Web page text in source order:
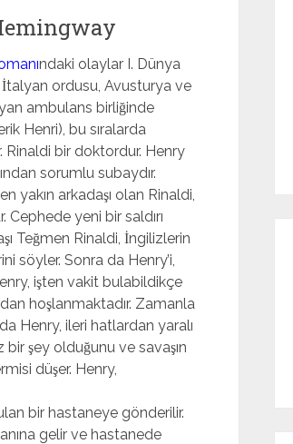
ndaki olaylar I. Dünya
İtalyan ordusu, Avusturya ve
ambulans birliğinde
Henri), bu sıralarda
Rinaldi bir doktordur. Henry
sorumlu subaydır.
yakın arkadaşı olan Rinaldi,
Cephede yeni bir saldırı
Teğmen Rinaldi, İngilizlerin
söyler. Sonra da Henry’i,
işten vakit bulabildikçe
hoşlanmaktadır. Zamanla
Henry, ileri hatlardan yaralı
bir şey olduğunu ve savaşın
düşer. Henry,
bir hastaneye gönderilir.
gelir ve hastanede